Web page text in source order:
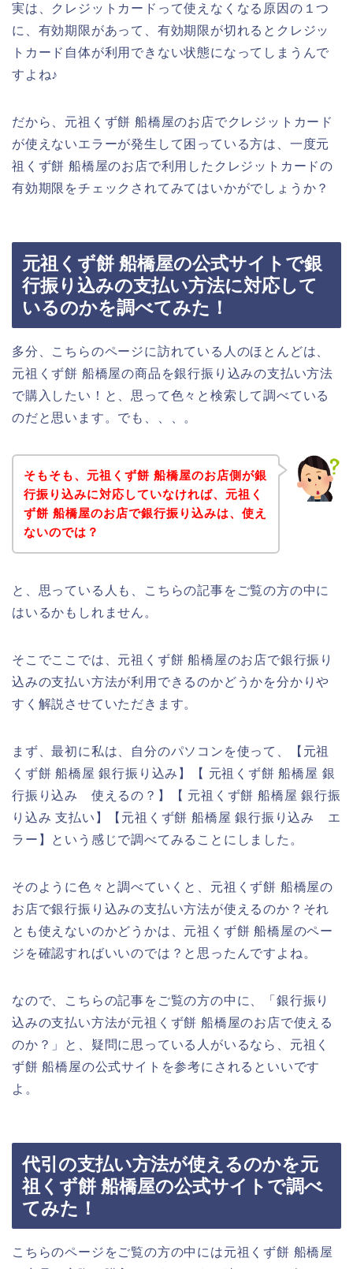
実は、クレジットカードって使えなくなる原因の１つ
に、有効期限があって、有効期限が切れるとクレジッ
トカード自体が利用できない状態になってしまうんで
すよね♪
だから、元祖くず餅 船橋屋のお店でクレジットカード
が使えないエラーが発生して困っている方は、一度元
祖くず餅 船橋屋のお店で利用したクレジットカードの
有効期限をチェックされてみてはいかがでしょうか？
元祖くず餅 船橋屋の公式サイトで銀
行振り込みの支払い方法に対応して
いるのかを調べてみた！
多分、こちらのページに訪れている人のほとんどは、
元祖くず餅 船橋屋の商品を銀行振り込みの支払い方法
で購入したい！と、思って色々と検索して調べている
のだと思います。でも、、、。
そもそも、元祖くず餅 船橋屋のお店側が銀
行振り込みに対応していなければ、元祖く
ず餅 船橋屋のお店で銀行振り込みは、使え
ないのでは？
と、思っている人も、こちらの記事をご覧の方の中に
はいるかもしれません。
そこでここでは、元祖くず餅 船橋屋のお店で銀行振り
込みの支払い方法が利用できるのかどうかを分かりや
すく解説させていただきます。
まず、最初に私は、自分のパソコンを使って、【元祖
くず餅 船橋屋 銀行振り込み】【 元祖くず餅 船橋屋 銀
行振り込み 使えるの？】【 元祖くず餅 船橋屋 銀行振
り込み 支払い】【元祖くず餅 船橋屋 銀行振り込み エ
ラー】という感じで調べてみることにしました。
そのように色々と調べていくと、元祖くず餅 船橋屋の
お店で銀行振り込みの支払い方法が使えるのか？それ
とも使えないのかどうかは、元祖くず餅 船橋屋のペー
ジを確認すればいいのでは？と思ったんですよね。
なので、こちらの記事をご覧の方の中に、「銀行振り
込みの支払い方法が元祖くず餅 船橋屋のお店で使える
のか？」と、疑問に思っている人がいるなら、元祖く
ず餅 船橋屋の公式サイトを参考にされるといいです
よ。
代引の支払い方法が使えるのかを元
祖くず餅 船橋屋の公式サイトで調べ
てみた！
こちらのページをご覧の方の中には元祖くず餅 船橋屋